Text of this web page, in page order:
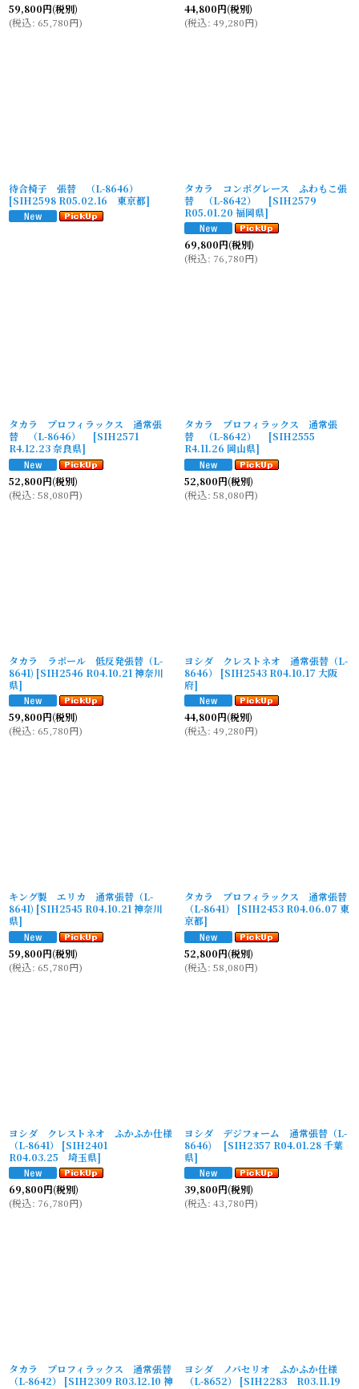
59,800円(税別)
(税込: 65,780円)
44,800円(税別)
(税込: 49,280円)
待合椅子 張替 （L-8646）
[SIH2598 R05.02.16 東京都]
タカラ コンポグレース ふわもこ張
替 （L-8642）
[SIH2579
R05.01.20 福岡県]
69,800円(税別)
(税込: 76,780円)
タカラ プロフィラックス 通常張
替 （L-8646）
[SIH2571
R4.12.23 奈良県]
52,800円(税別)
(税込: 58,080円)
タカラ プロフィラックス 通常張
替 （L-8642）
[SIH2555
R4.11.26 岡山県]
52,800円(税別)
(税込: 58,080円)
タカラ ラポール 低反発張替（L-
8641) [SIH2546 R04.10.21 神奈川
県]
59,800円(税別)
(税込: 65,780円)
ヨシダ クレストネオ 通常張替（L-
8646）
[SIH2543 R04.10.17 大阪
府]
44,800円(税別)
(税込: 49,280円)
キング製 エリカ 通常張替（L-
8641) [SIH2545 R04.10.21 神奈川
県]
59,800円(税別)
(税込: 65,780円)
タカラ プロフィラックス 通常張替
（L-8641）
[SIH2453 R04.06.07 東
京都]
52,800円(税別)
(税込: 58,080円)
ヨシダ クレストネオ ふかふか仕様
（L-8641）
[SIH2401
R04.03.25 埼玉県]
69,800円(税別)
(税込: 76,780円)
ヨシダ デジフォーム 通常張替（L-
8646)
[SIH2357 R04.01.28 千葉
県]
39,800円(税別)
(税込: 43,780円)
タカラ プロフィラックス 通常張替
（L-8642）
[SIH2309 R03.12.10 神
ヨシダ ノバセリオ ふかふか仕様
（L-8652）
[SIH2283 R03.11.19